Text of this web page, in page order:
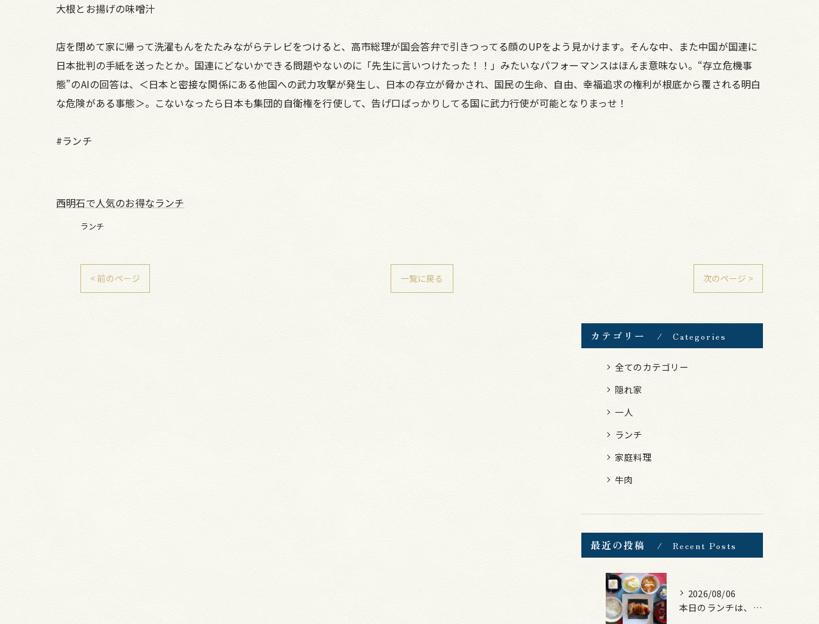
大根とお揚げの味噌汁
店を閉めて家に帰って洗濯もんをたたみながらテレビをつけると、高市総理が国会答弁で引きつってる顔のUPをよう見かけます。そんな中、また中国が国連に
日本批判の手紙を送ったとか。国連にどないかできる問題やないのに「先生に言いつけたった！！」みたいなパフォーマンスはほんま意味ない。“存立危機事
態”のAIの回答は、＜日本と密接な関係にある他国への武力攻撃が発生し、日本の存立が脅かされ、国民の生命、自由、幸福追求の権利が根底から覆される明白
な危険がある事態＞。こないなったら日本も集団的自衛権を行使して、告げ口ばっかりしてる国に武力行使が可能となりまっせ！
#ランチ
西明石で人気のお得なランチ
ランチ
< 前のページ 一覧に戻る 次のページ >
カテゴリー Categories
全てのカテゴリー
隠れ家
一人
ランチ
家庭料理
牛肉
最近の投稿 Recent Posts
2026/08/06
本日のランチは、照焼きチキン！